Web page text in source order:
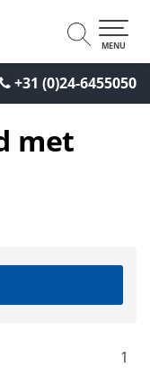
+31 (0)24-6455050
MENU
met
1